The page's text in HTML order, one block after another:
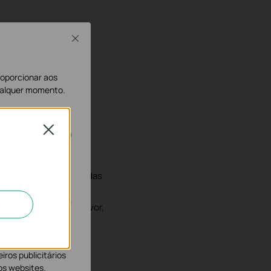
http://www.tp-
(SOHO & B2B)
às 17h00, à Sexta das
por favor,
Close
aos
momento.
publicitários
websites.
Close